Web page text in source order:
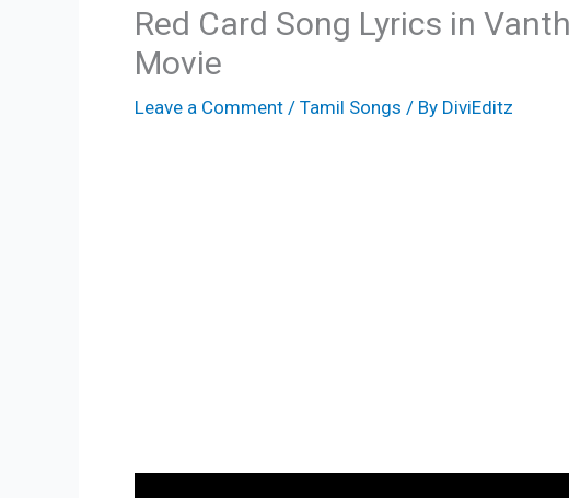
Red Card Song Lyrics in
Movie
Leave a Comment / Tamil Songs / By DiviEditz